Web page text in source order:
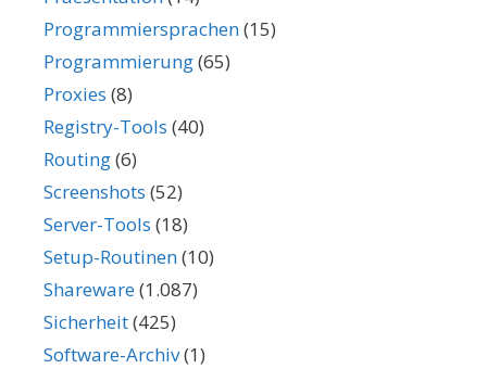
Programmiersprachen(15)
Programmierung(65)
Proxies (8)
Registry-Tools (40)
Routing(6)
Screenshots (52)
Server-Tools (18)
Setup-Routinen(10)
Shareware(1.087)
Sicherheit(425)
Software-Archiv(1)